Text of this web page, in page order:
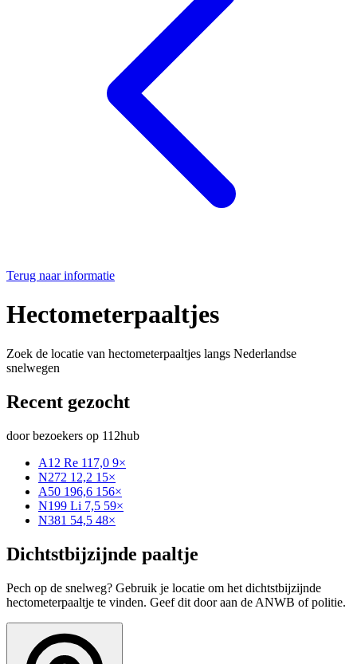
Terug naar informatie
Hectometerpaaltjes
Zoek de locatie van hectometerpaaltjes langs Nederlandse
snelwegen
Recent gezocht
door bezoekers op 112hub
A12 Re 117,0 9×
N272 12,2 15×
A50 196,6 156×
N199 Li 7,5 59×
N381 54,5 48×
Dichtstbijzijnde paaltje
Pech op de snelweg? Gebruik je locatie om het dichtstbijzijnde
hectometerpaaltje te vinden. Geef dit door aan de ANWB of politie.